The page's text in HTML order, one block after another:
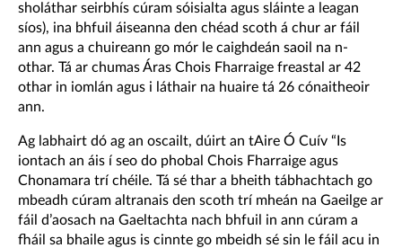
sholáthar seirbhís cúram sóisialta agus sláinte a leagan
síos), ina bhfuil áiseanna den chéad scoth á chur ar fáil
ann agus a chuireann go mór le caighdeán saoil na n-
othar. Tá ar chumas Áras Chois Fharraige freastal ar 42
othar in iomlán agus i láthair na huaire tá 26 cónaitheoir
ann.
Ag labhairt dó ag an oscailt, dúirt an tAire Ó Cuív “Is
iontach an áis í seo do phobal Chois Fharraige agus
Chonamara trí chéile. Tá sé thar a bheith tábhachtach go
mbeadh cúram altranais den scoth trí mheán na Gaeilge ar
fáil d’aosach na Gaeltachta nach bhfuil in ann cúram a
fháil sa bhaile agus is cinnte go mbeidh sé sin le fáil acu in